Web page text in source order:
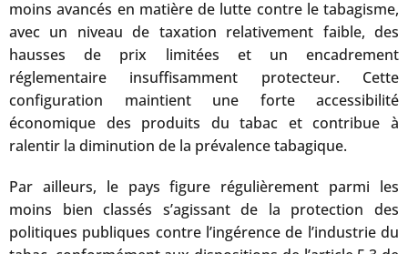
moins avancés en matière de lutte contre le tabagisme,
avec un niveau de taxation relativement faible, des
hausses de prix limitées et un encadrement
réglementaire insuffisamment protecteur. Cette
configuration maintient une forte accessibilité
économique des produits du tabac et contribue à
ralentir la diminution de la prévalence tabagique.
Par ailleurs, le pays figure régulièrement parmi les
moins bien classés s’agissant de la protection des
politiques publiques contre l’ingérence de l’industrie du